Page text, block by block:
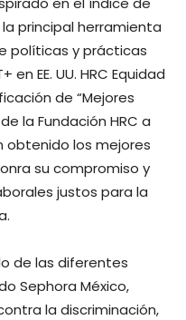
principal herramienta
políticas y prácticas
EE. UU. HRC Equidad
de “Mejores
la Fundación HRC a
obtenido los mejores
su compromiso y
justos para la
de las diferentes
Sephora México,
la discriminación,